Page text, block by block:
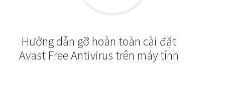
Hướng dẫn gỡ hoàn toàn cài đặt
Avast Free Antivirus trên máy tính